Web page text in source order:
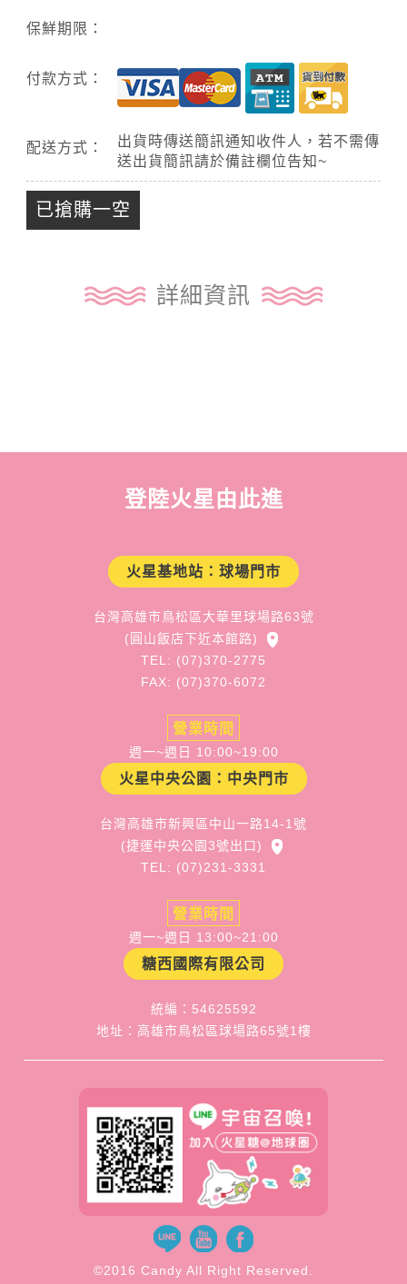
保鮮期限：
付款方式：
配送方式：
出貨時傳送簡訊通知收件人，若不需傳
送出貨簡訊請於備註欄位告知~
已搶購一空
詳細資訊
登陸火星由此進
火星基地站：球場門市
台灣高雄市鳥松區大華里球場路63號
(圓山飯店下近本館路)
TEL: (07)370-2775
FAX: (07)370-6072
營業時間
週一~週日 10:00~19:00
火星中央公園：中央門市
台灣高雄市新興區中山一路14-1號
(捷運中央公園3號出口)
TEL: (07)231-3331
營業時間
週一~週日 13:00~21:00
糖西國際有限公司
統編：54625592
地址：高雄市鳥松區球場路65號1樓
©2016 Candy All Right Reserved.